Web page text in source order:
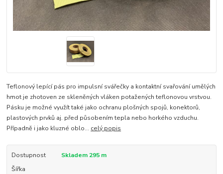
Teflonový lepící pás pro impulsní svářečky a kontaktní svařování umělých
hmot je zhotoven ze skleněných vláken potažených teflonovou vrstvou.
Pásku je možné využít také jako ochranu plošných spojů, konektorů,
plastových prvků aj. před působením tepla nebo horkého vzduchu.
Případně i jako kluzné oblo... celý popis
Dostupnost
Skladem 295 m
Šířka